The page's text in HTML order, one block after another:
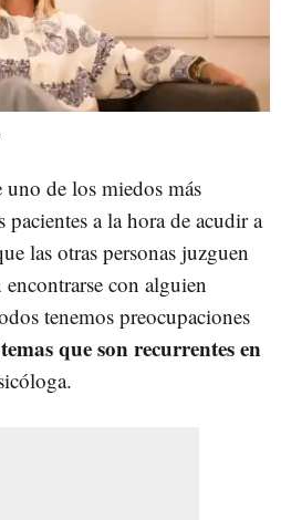
de los miedos más
pacientes a la hora de acudir a
las otras personas juzguen
con alguien
tenemos preocupaciones
que son recurrentes en